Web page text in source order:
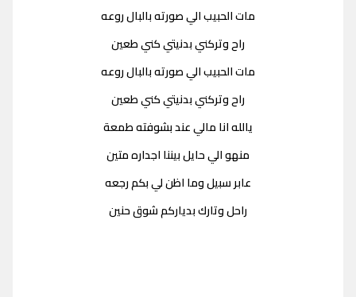
مات الحبيب الي صورته بالبال روعه
راح وتركني بدنيتي كني طعين
مات الحبيب الي صورته بالبال روعه
راح وتركني بدنيتي كني طعين
يالله انا مالي عند بشوفته طمعة
منهو الي حايل بيننا اجداره متين
عابر سبيل وما اظن لي بكم رجعه
راحل وتارك بدياركم شوق حنين